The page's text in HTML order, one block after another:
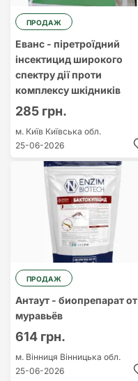
ПРОДАЖ
Еванс - піретроїдний
інсектицид широкого
спектру дії проти
комплексу шкідників
285 грн.
м. Київ Київська обл.
25-06-2026
ПРОДАЖ
Антаут - биопрепарат от
муравьёв
614 грн.
м. Вінниця Вінницька обл.
25-06-2026